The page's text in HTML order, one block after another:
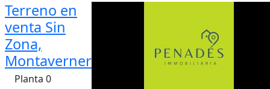
Terreno en
venta Sin
Zona,
Montaverner
Planta 0